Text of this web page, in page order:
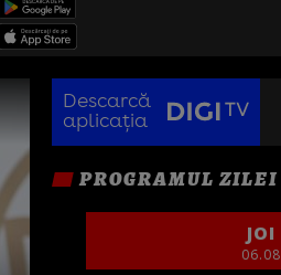
Descarcă
aplicația
PROGRAMUL ZILEI
JOI
06.08